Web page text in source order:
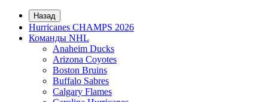
Назад
Hurricanes CHAMPS 2026
Команды NHL
Anaheim Ducks
Arizona Coyotes
Boston Bruins
Buffalo Sabres
Calgary Flames